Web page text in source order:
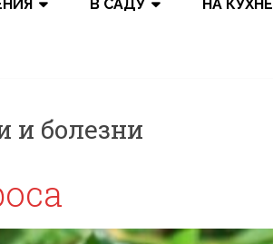
В САДУ НА КУХНЕ
и болезни